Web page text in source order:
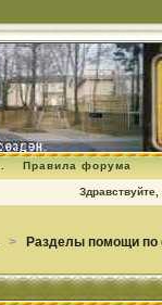
Правила форума
Здравствуйте,
> Разделы помощи